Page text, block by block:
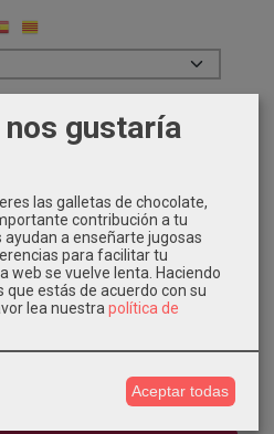
vacío
gustaría
las galletas de chocolate,
contribución a tu
a enseñarte jugosas
para facilitar tu
web se vuelve lenta. Haciendo
estás de acuerdo con su
lea nuestra política de
Aceptar todas